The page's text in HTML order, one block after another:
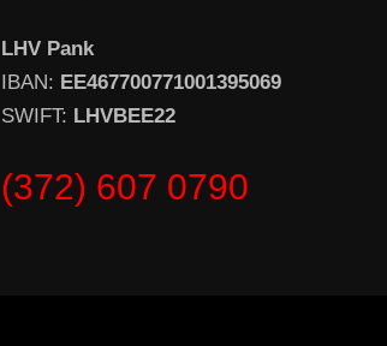
LHV Pank
IBAN: EE467700771001395069
SWIFT: LHVBEE22
(372) 607 0790